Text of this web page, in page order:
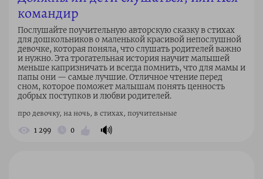
командир
Послушайте поучительную авторскую сказку в стихах
для дошкольников о маленькой красивой непослушной
девочке, которая поняла, что слушать родителей важно
и нужно. Эта трогательная история научит малышей
меньше капризничать и всегда помнить, что для мамы и
папы они — самые лучшие. Отличное чтение перед
сном, которое поможет малышам понять ценность
добрых поступков и любви родителей.
про девочку, на ночь, в стихах, поучительные
1 299 0 🔊